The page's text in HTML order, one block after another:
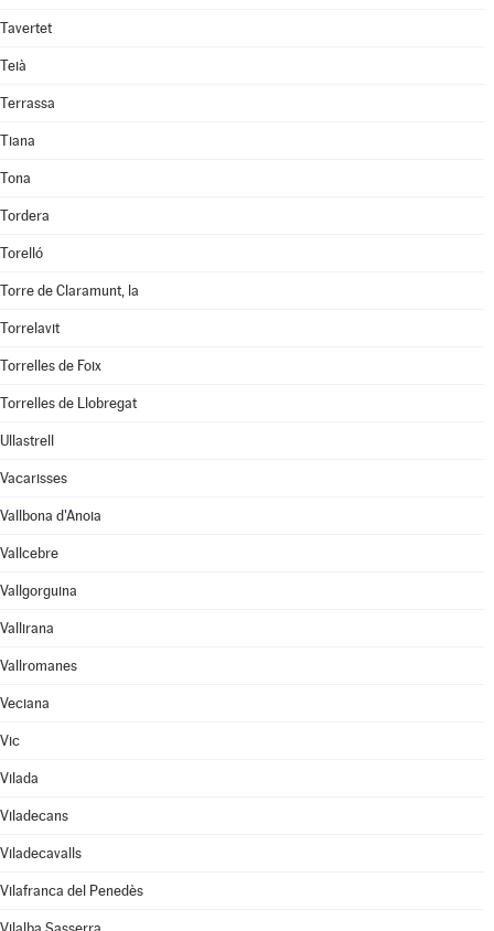
Tavertet
Teià
Terrassa
Tiana
Tona
Tordera
Torelló
Torre de Claramunt, la
Torrelavit
Torrelles de Foix
Torrelles de Llobregat
Ullastrell
Vacarisses
Vallbona d'Anoia
Vallcebre
Vallgorguina
Vallirana
Vallromanes
Veciana
Vic
Vilada
Viladecans
Viladecavalls
Vilafranca del Penedès